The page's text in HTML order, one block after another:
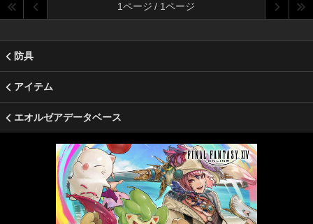
1ページ / 1ページ
防具
アイテム
エオルゼアデータベース